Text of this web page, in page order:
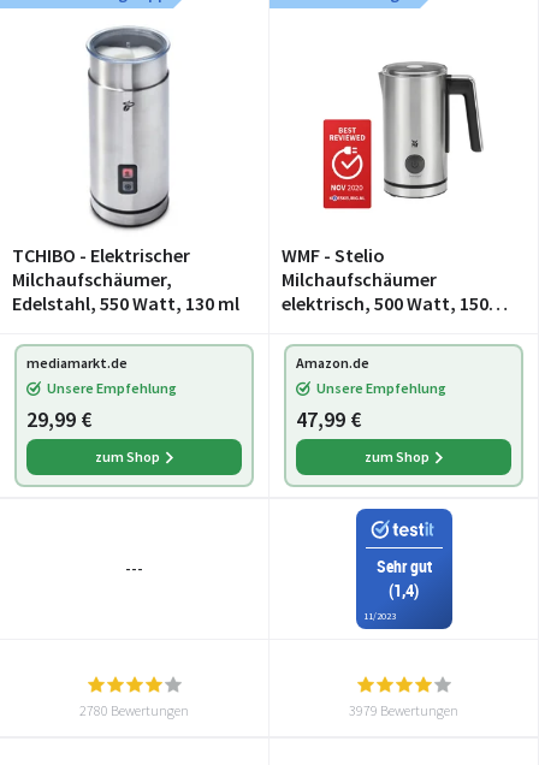
TCHIBO - Elektrischer
Milchaufschäumer,
Edelstahl, 550 Watt, 130 ml
WMF - Stelio
Milchaufschäumer
elektrisch, 500 Watt, 150-
Antihaftbeschichtung,
kabellos, für Milchschaum
heiss und kalt, heiße
Schokolade, cromargan
mediamarkt.de
Unsere Empfehlung
29,99 €
zum Shop
Amazon.de
Unsere Empfehlung
47,99 €
zum Shop
---
Sehr gut
(1,4)
11/2023
2780 Bewertungen 3979 Bewertungen